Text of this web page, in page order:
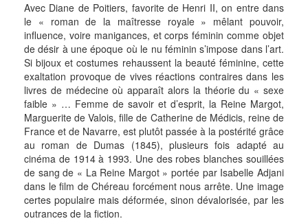
Avec Diane de Poitiers, favorite de Henri II, on entre dans
le « roman de la maîtresse royale » mêlant pouvoir,
influence, voire manigances, et corps féminin comme objet
de désir à une époque où le nu féminin s’impose dans l’art.
Si bijoux et costumes rehaussent la beauté féminine, cette
exaltation provoque de vives réactions contraires dans les
livres de médecine où apparaît alors la théorie du « sexe
faible » … Femme de savoir et d’esprit, la Reine Margot,
Marguerite de Valois, fille de Catherine de Médicis, reine de
France et de Navarre, est plutôt passée à la postérité grâce
au roman de Dumas (1845), plusieurs fois adapté au
cinéma de 1914 à 1993. Une des robes blanches souillées
de sang de « La Reine Margot » portée par Isabelle Adjani
dans le film de Chéreau forcément nous arrête. Une image
certes populaire mais déformée, sinon dévalorisée, par les
outrances de la fiction.